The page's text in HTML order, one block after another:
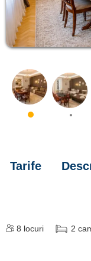
Tarife
8 locuri 2